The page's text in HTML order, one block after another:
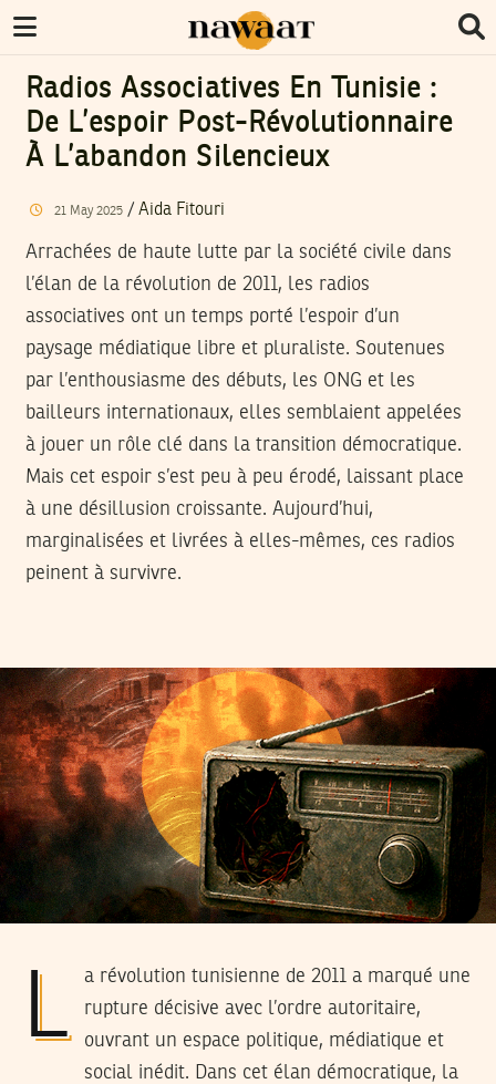
Radios Associatives En Tunisie :
De L’espoir Post-Révolutionnaire
À L’abandon Silencieux
21 May 2025/ Aida Fitouri
Arrachées de haute lutte par la société civile dans
l’élan de la révolution de 2011, les radios
associatives ont un temps porté l’espoir d’un
paysage médiatique libre et pluraliste. Soutenues
par l’enthousiasme des débuts, les ONG et les
bailleurs internationaux, elles semblaient appelées
à jouer un rôle clé dans la transition démocratique.
Mais cet espoir s’est peu à peu érodé, laissant place
à une désillusion croissante. Aujourd’hui,
marginalisées et livrées à elles-mêmes, ces radios
peinent à survivre.
La révolution tunisienne de 2011 a marqué une
rupture décisive avec l’ordre autoritaire,
ouvrant un espace politique, médiatique et
social inédit. Dans cet élan démocratique, la